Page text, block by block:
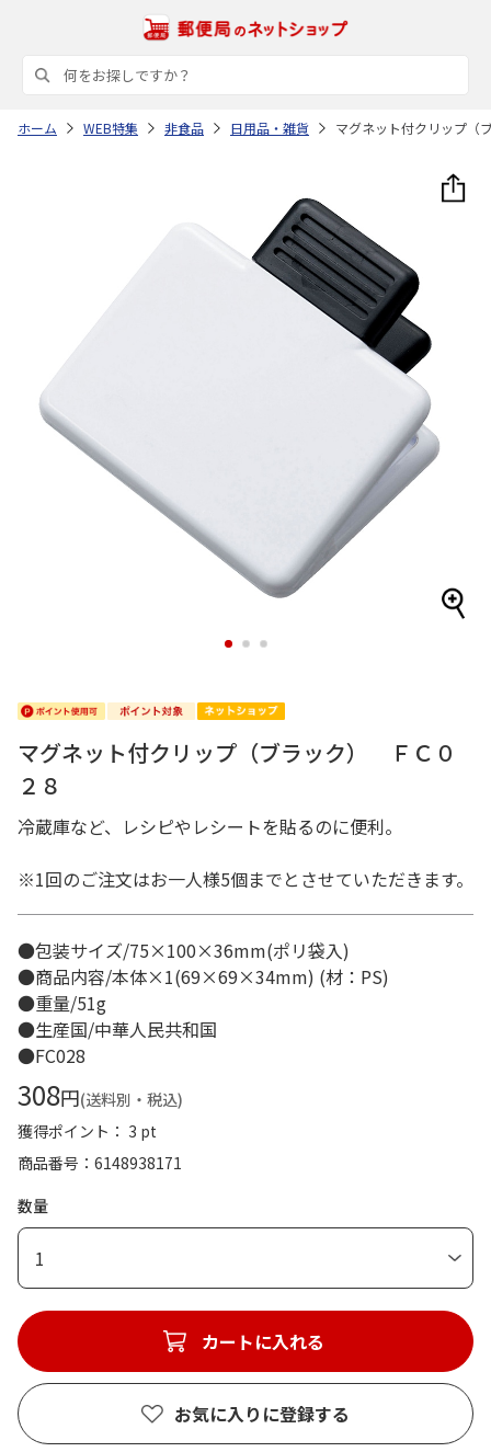
ホーム WEB特集 非食品 日用品・雑貨 マグネット付クリップ
1 2 3
マグネット付クリップ（ブラック） ＦＣ０
２８
冷蔵庫など、レシピやレシートを貼るのに便利。
※1回のご注文はお一人様5個までとさせていただきます。
●包装サイズ/75×100×36mm(ポリ袋入)
●商品内容/本体×1(69×69×34mm) (材：PS)
●重量/51g
●生産国/中華人民共和国
●FC028
308円(送料別・税込)
獲得ポイント： 3 pt
商品番号
6148938171
数量
1
カートに入れる
お気に入りに登録する